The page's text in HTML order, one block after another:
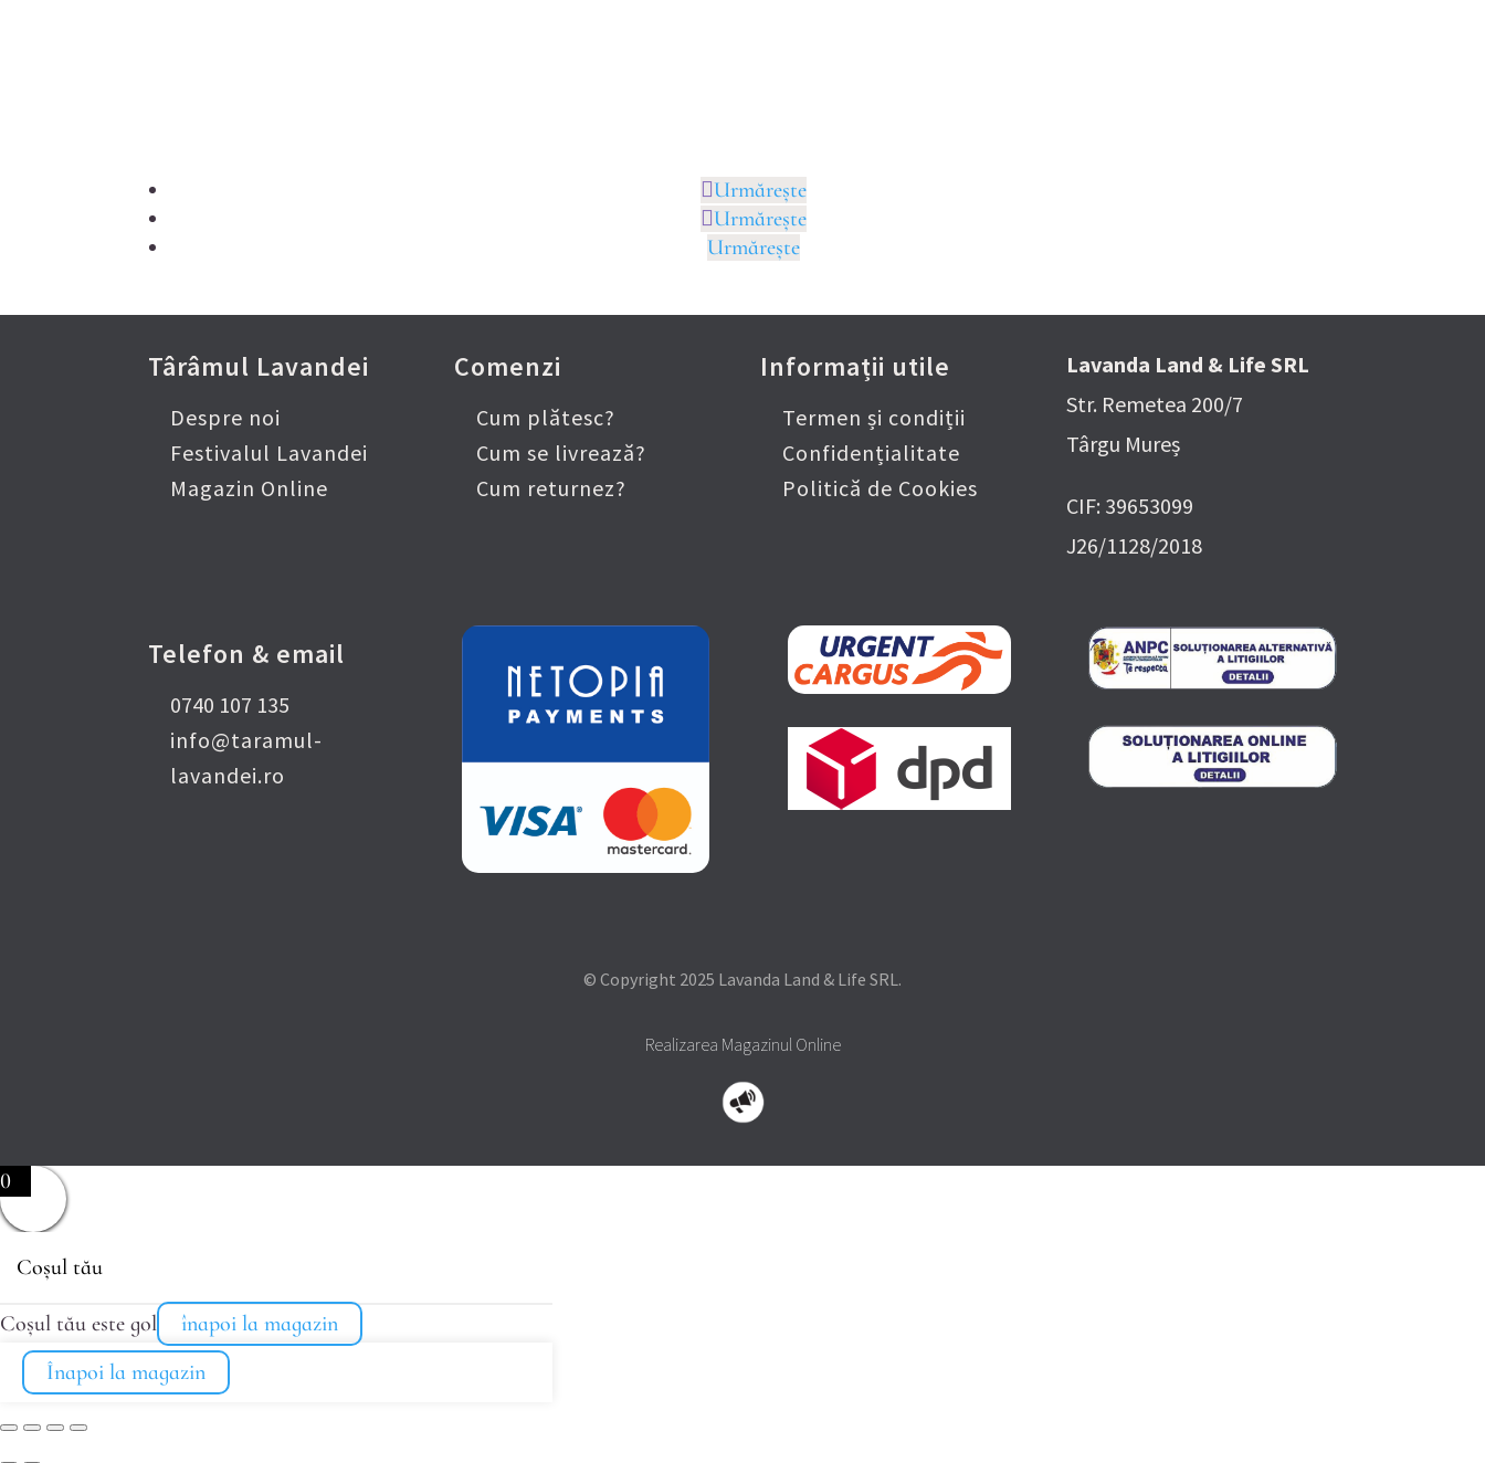
Urmărește
Urmărește
Urmărește
Târâmul Lavandei
Despre noi
Festivalul Lavandei
Magazin Online
Comenzi
Cum plătesc?
Cum se livrează?
Cum returnez?
Informații utile
Termen și condiții
Confidențialitate
Politică de Cookies
Lavanda Land & Life SRL
Str. Remetea 200/7
Târgu Mureș
CIF: 39653099
J26/1128/2018
Telefon & email
0740 107 135
info@taramul-
lavandei.ro
© Copyright 2025 Lavanda Land & Life SRL.
Realizarea Magazinul Online
0
Coșul tău
Coșul tău este gol
înapoi la magazin
Înapoi la magazin